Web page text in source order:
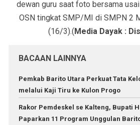
dewan guru saat foto bersama
OSN tingkat SMP/MI di SMPN 2
(16/3).(Media Dayak :
BACAAN LAINNYA
Pemkab Barito Utara Perkuat Tata
melalui Kaji Tiru ke Kulon Progo
Rakor Pemdeskel se Kalteng, Bupati
Paparkan 11 Program Unggulan